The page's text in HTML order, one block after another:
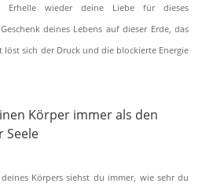
Erhelle wieder deine Liebe für dieses
deines Lebens auf dieser Erde, das
löst sich der Druck und die blockierte Energie
Körper immer als den
Seele
Körpers siehst du immer, wie sehr du